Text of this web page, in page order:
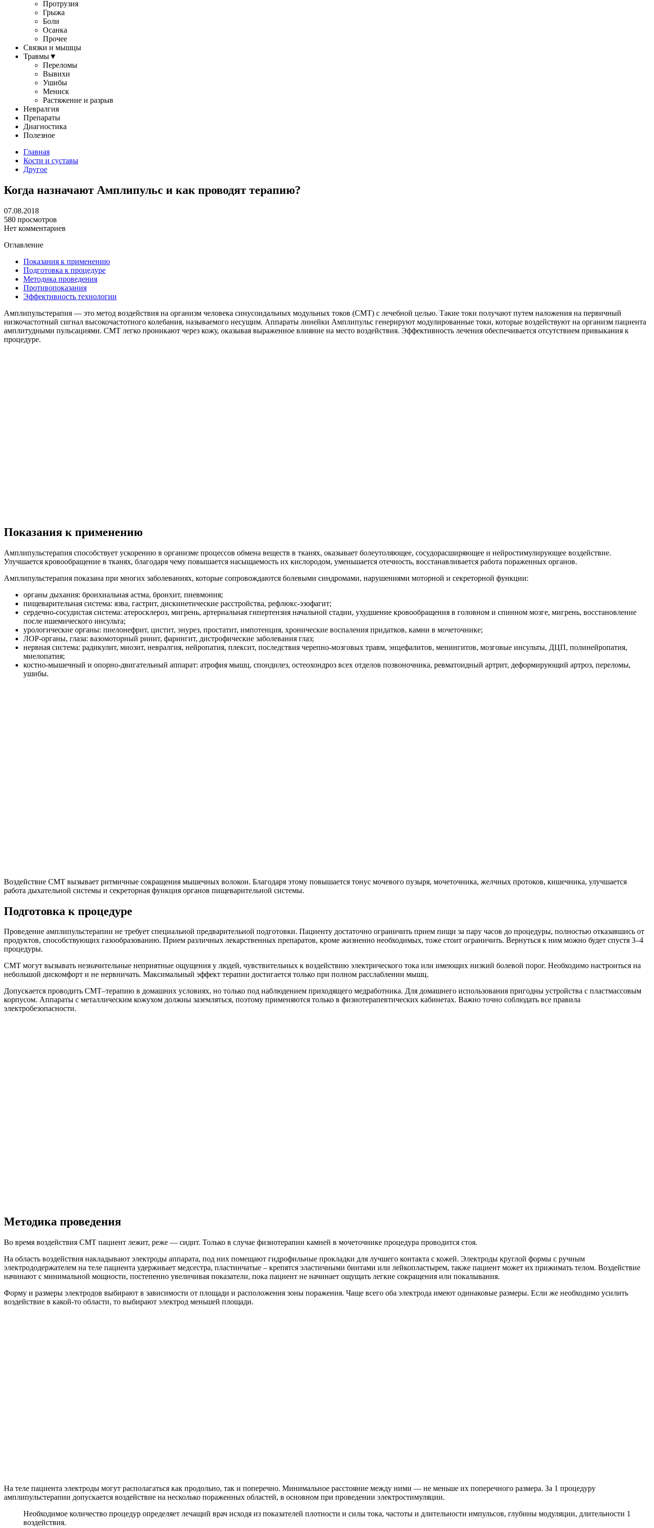
Протрузия
Грыжа
Боли
Осанка
Прочее
Связки и мышцы
Травмы▼
Переломы
Вывихи
Ушибы
Мениск
Растяжение и разрыв
Невралгия
Препараты
Диагностика
Полезное
Главная
Кости и суставы
Другое
Когда назначают Амплипульс и как проводят терапию?
07.08.2018
580 просмотров
Нет комментариев
Оглавление
Показания к применению
Подготовка к процедуре
Методика проведения
Противопоказания
Эффективность технологии
Амплипульстерапия — это метод воздействия на организм человека синусоидальных модульных токов (СМТ) с лечебной целью. Такие токи получают путем наложения на первичный
низкочастотный сигнал высокочастотного колебания, называемого несущим. Аппараты линейки Амплипульс генерируют модулированные токи, которые воздействуют на организм пациента
амплитудными пульсациями. СМТ легко проникают через кожу, оказывая выраженное влияние на место воздействия. Эффективность лечения обеспечивается отсутствием привыкания к
процедуре.
Показания к применению
Амплипульстерапия способствует ускорению в организме процессов обмена веществ в тканях, оказывает болеутоляющее, сосудорасширяющее и нейростимулирующее воздействие.
Улучшается кровообращение в тканях, благодаря чему повышается насыщаемость их кислородом, уменьшается отечность, восстанавливается работа пораженных органов.
Амплипульстерапия показана при многих заболеваниях, которые сопровождаются болевыми синдромами, нарушениями моторной и секреторной функции:
органы дыхания: бронхиальная астма, бронхит, пневмония;
пищеварительная система: язва, гастрит, дискинетические расстройства, рефлюкс-эзофагит;
сердечно-сосудистая система: атеросклероз, мигрень, артериальная гипертензия начальной стадии, ухудшение кровообращения в головном и спинном мозге, мигрень, восстановление
после ишемического инсульта;
урологические органы: пиелонефрит, цистит, энурез, простатит, импотенция, хронические воспаления придатков, камни в мочеточнике;
ЛОР-органы, глаза: вазомоторный ринит, фарингит, дистрофические заболевания глаз;
нервная система: радикулит, миозит, невралгия, нейропатия, плексит, последствия черепно-мозговых травм, энцефалитов, менингитов, мозговые инсульты, ДЦП, полинейропатия,
миелопатия;
костно-мышечный и опорно-двигательный аппарат: атрофия мышц, спондилез, остеохондроз всех отделов позвоночника, ревматоидный артрит, деформирующий артроз, переломы,
ушибы.
Воздействие СМТ вызывает ритмичные сокращения мышечных волокон. Благодаря этому повышается тонус мочевого пузыря, мочеточника, желчных протоков, кишечника, улучшается
работа дыхательной системы и секреторная функция органов пищеварительной системы.
Подготовка к процедуре
Проведение амплипульстерапии не требует специальной предварительной подготовки. Пациенту достаточно ограничить прием пищи за пару часов до процедуры, полностью отказавшись от
продуктов, способствующих газообразованию. Прием различных лекарственных препаратов, кроме жизненно необходимых, тоже стоит ограничить. Вернуться к ним можно будет спустя 3–4
процедуры.
СМТ могут вызывать незначительные неприятные ощущения у людей, чувствительных к воздействию электрического тока или имеющих низкий болевой порог. Необходимо настроиться на
небольшой дискомфорт и не нервничать. Максимальный эффект терапии достигается только при полном расслаблении мышц.
Допускается проводить СМТ–терапию в домашних условиях, но только под наблюдением приходящего медработника. Для домашнего использования пригодны устройства с пластмассовым
корпусом. Аппараты с металлическим кожухом должны заземляться, поэтому применяются только в физиотерапевтических кабинетах. Важно точно соблюдать все правила
электробезопасности.
Методика проведения
Во время воздействия СМТ пациент лежит, реже — сидит. Только в случае физиотерапии камней в мочеточнике процедура проводится стоя.
На область воздействия накладывают электроды аппарата, под них помещают гидрофильные прокладки для лучшего контакта с кожей. Электроды круглой формы с ручным
электрододержателем на теле пациента удерживает медсестра, пластинчатые – крепятся эластичными бинтами или лейкопластырем, также пациент может их прижимать телом. Воздействие
начинают с минимальной мощности, постепенно увеличивая показатели, пока пациент не начинает ощущать легкие сокращения или покалывания.
Форму и размеры электродов выбирают в зависимости от площади и расположения зоны поражения. Чаще всего оба электрода имеют одинаковые размеры. Если же необходимо усилить
воздействие в какой-то области, то выбирают электрод меньшей площади.
На теле пациента электроды могут располагаться как продольно, так и поперечно. Минимальное расстояние между ними — не меньше их поперечного размера. За 1 процедуру
амплипульстерапии допускается воздействие на несколько пораженных областей, в основном при проведении электростимуляции.
Необходимое количество процедур определяет лечащий врач исходя из показателей плотности и силы тока, частоты и длительности импульсов, глубины модуляции, длительности 1
воздействия.